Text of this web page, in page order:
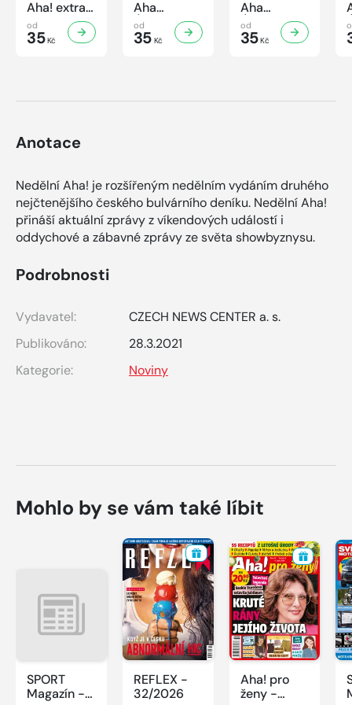
Aha! extra
č.3/2026
Úsporná
od
35Kč
Aha
Úsporná
kuchařka -
od
35Kč
Aha
Úsporná
kuchařka
od
35Kč
Anotace
Nedělní Aha! je rozšířeným nedělním vydáním druhého
nejčtenějšího českého bulvárního deníku. Nedělní Aha!
přináší aktuální zprávy z víkendových událostí i
oddychové a zábavné zprávy ze světa showbyznysu.
Podrobnosti
Vydavatel:
CZECH NEWS CENTER a. s.
Publikováno:
28.3.2021
Kategorie:
Noviny
Mohlo by se vám také líbit
SPORT
Magazín -
REFLEX -
32/2026
Aha! pro
ženy -